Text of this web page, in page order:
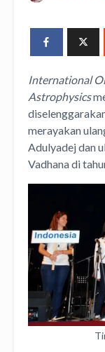
International
Astrophysics
merayakan
Adulyadej dan
Vadhana di